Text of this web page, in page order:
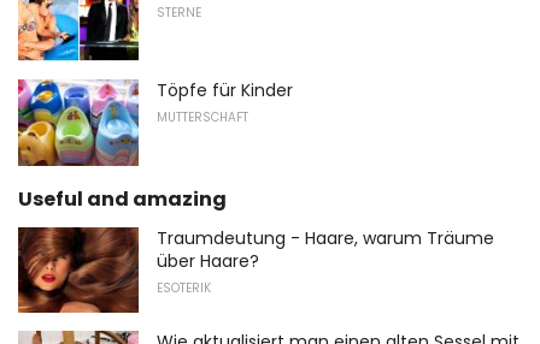
STERNE
Töpfe für Kinder
MUTTERSCHAFT
Useful and amazing
Traumdeutung - Haare, warum Träume
über Haare?
ESOTERIK